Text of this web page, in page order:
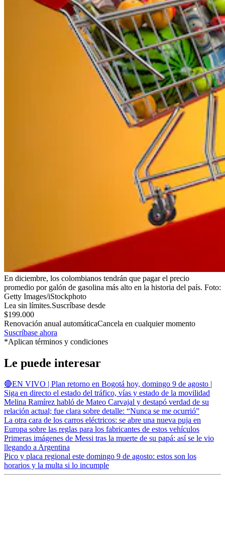
En diciembre, los colombianos tendrán que pagar el precio
promedio por galón de gasolina más alto en la historia del país. Foto:
Getty Images/iStockphoto
Lea sin límites.Suscríbase desde
$199.000
Renovación anual automáticaCancela en cualquier momento
Suscríbase ahora
*Aplican términos y condiciones
Le puede interesar
🔴EN VIVO | Plan retorno en Bogotá hoy, domingo 9 de agosto |
Siga en directo el estado del tráfico, vías y estado de la movilidad
Melina Ramírez habló de Mateo Carvajal y destapó verdad de su
relación actual; fue clara sobre detalle: “Nunca se me ocurrió”
La otra cara de los carros eléctricos: se abre una nueva puja en
Europa sobre las reglas para los fabricantes de estos vehículos
Primeras imágenes de Messi tras la muerte de su papá: así se le vio
llegando a Argentina
Pico y placa regional este domingo 9 de agosto: estos son los
horarios y la multa si lo incumple